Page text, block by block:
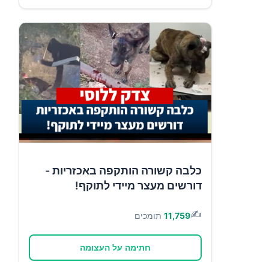
כלבה קשורה הותקפה באכזריות -
דורשים מעצר מיידי לתוקף!
✍️
11,759 תומכים
חתימה על העצומה